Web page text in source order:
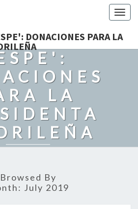
DONACIONES PARA LA
PARA
LA
Browsed By
July 2019